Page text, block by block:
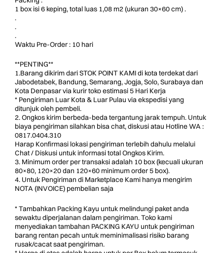
1 box isi 6 keping, total luas 1,08 m2 (ukuran 30×60 cm) .
.
.
.
Waktu Pre-Order : 10 hari
**PENTING**
1.Barang dikirim dari STOK POINT KAMI di kota terdekat dari
Jabodetabek, Bandung, Semarang, Jogja, Solo, Surabaya dan
Kota Denpasar via kurir toko estimasi 5 Hari Kerja
* Pengiriman Luar Kota & Luar Pulau via ekspedisi yang
ditunjuk oleh pembeli.
2. Ongkos kirim berbeda-beda tergantung jarak tempuh. Untuk
biaya pengiriman silahkan bisa chat, diskusi atau Hotline WA :
0817.0404.310
Harap Konfirmasi lokasi pengiriman terlebih dahulu melalui
Chat / Diskusi untuk informasi total Ongkos Kirim.
3. Minimum order per transaksi adalah 10 box (kecuali ukuran
80×80, 120×20 dan 120×60 minimum order 5 box).
4. Untuk Pengiriman di Marketplace Kami hanya mengirim
NOTA (INVOICE) pembelian saja
* Tambahkan Packing Kayu untuk melindungi paket anda
sewaktu diperjalanan dalam pengiriman. Toko kami
menyediakan tambahan PACKING KAYU untuk pengiriman
barang rentan pecah untuk meminimalisasi risiko barang
rusak/cacat saat pengiriman.